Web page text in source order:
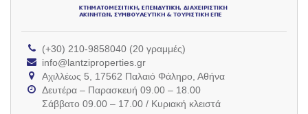
(+30) 210-9858040 (20 γραμμές)
info@lantziproperties.gr
Αχιλλέως 5, 17562 Παλαιό Φάληρο, Αθήνα
Δευτέρα – Παρασκευή 09.00 – 18.00
Σάββατο 09.00 – 17.00 / Κυριακή κλειστά